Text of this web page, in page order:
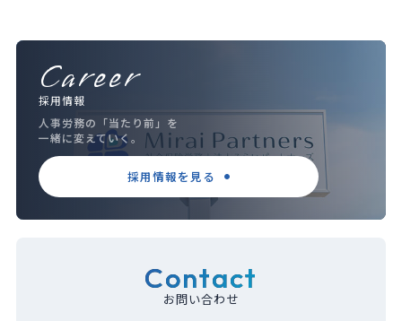
Career
採用情報
人事労務の「当たり前」を
一緒に変えていく。
採用情報を見る
Contact
お問い合わせ